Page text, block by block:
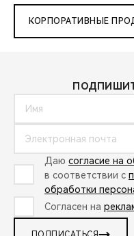
КОРПОРАТИВНЫЕ
Даю согласие на
в соответствии с
обработки
Согласен на